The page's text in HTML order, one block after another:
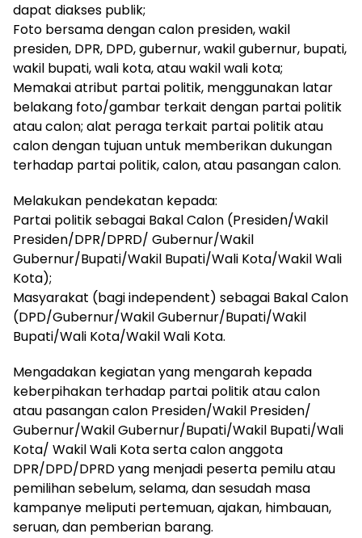
dapat diakses publik;
Foto bersama dengan calon presiden, wakil
presiden, DPR, DPD, gubernur, wakil gubernur, bupati,
wakil bupati, wali kota, atau wakil wali kota;
Memakai atribut partai politik, menggunakan latar
belakang foto/gambar terkait dengan partai politik
atau calon; alat peraga terkait partai politik atau
calon dengan tujuan untuk memberikan dukungan
terhadap partai politik, calon, atau pasangan calon.
Melakukan pendekatan kepada:
Partai politik sebagai Bakal Calon (Presiden/Wakil
Presiden/DPR/DPRD/ Gubernur/Wakil
Gubernur/Bupati/Wakil Bupati/Wali Kota/Wakil Wali
Kota);
Masyarakat (bagi independent) sebagai Bakal Calon
(DPD/Gubernur/Wakil Gubernur/Bupati/Wakil
Bupati/Wali Kota/Wakil Wali Kota.
Mengadakan kegiatan yang mengarah kepada
keberpihakan terhadap partai politik atau calon
atau pasangan calon Presiden/Wakil Presiden/
Gubernur/Wakil Gubernur/Bupati/Wakil Bupati/Wali
Kota/ Wakil Wali Kota serta calon anggota
DPR/DPD/DPRD yang menjadi peserta pemilu atau
pemilihan sebelum, selama, dan sesudah masa
kampanye meliputi pertemuan, ajakan, himbauan,
seruan, dan pemberian barang.